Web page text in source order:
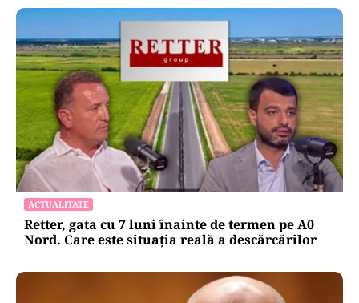
HOROSCOP
Horoscop 7 august 2026: ziua în care Berbecii își
pierd răbdarea, iar Taurii pierd bani